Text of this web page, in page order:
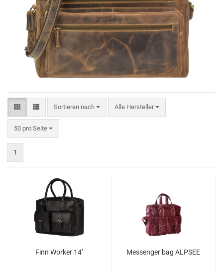
Sortieren nach
Sortieren nach Alle Hersteller
50 pro Seite
pro Seite
1
Finn Worker 14'' Messenger bag ALPSEE